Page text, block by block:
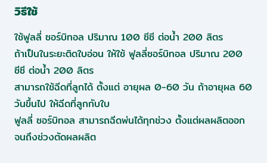
วิธีใช้
ใช้ฟูลลี่ ซอร์บิทอล ปริมาณ 100 ซีซี ต่อน้ำ 200 ลิตร
ถ้าเป็นในระยะติดใบอ่อน ให้ใช้ ฟูลลี่ซอร์บิทอล ปริมาณ 200
ซีซี ต่อน้ำ 200 ลิตร
สามารถใช้ฉีดที่ลูกได้ ตั้งแต่ อายุผล 0-60 วัน ถ้าอายุผล 60
วันขึ้นไป ให้ฉีดที่ลูกกับใบ
ฟูลลี่ ซอร์บิทอล สามารถฉีดพ่นได้ทุกช่วง ตั้งแต่ผลผลิตออก
จนถึงช่วงตัดผลผลิต